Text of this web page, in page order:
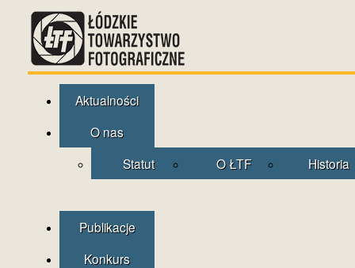
Aktualności
O nas
Statut
O ŁTF Historia
Publikacje
Konkurs